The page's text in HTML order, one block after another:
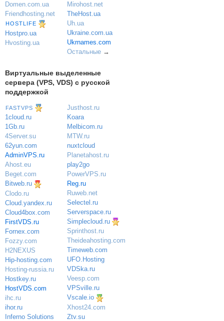
Domen.com.ua
Friendhosting.net
HOSTLIFE
Hostpro.ua
Hvosting.ua
Mirohost.net
TheHost.ua
Uh.ua
Ukraine.com.ua
Ukrnames.com
Остальные→
Виртуальные выделенные
сервера (VPS, VDS) с русской
поддержкой
FASTVPS
1cloud.ru
1Gb.ru
4Server.su
62yun.com
AdminVPS.ru
Ahost.eu
Beget.com
Bitweb.ru
Clodo.ru
Cloud.yandex.ru
Cloud4box.com
FirstVDS.ru
Fornex.com
Fozzy.com
H2NEXUS
Hip-hosting.com
Hosting-russia.ru
Hostkey.ru
HostVDS.com
ihc.ru
ihor.ru
Inferno Solutions
Justhost.ru
Koara
Melbicom.ru
MTW.ru
nuxtcloud
Planetahost.ru
play2go
PowerVPS.ru
Reg.ru
Ruweb.net
Selectel.ru
Serverspace.ru
Simplecloud.ru
Sprinthost.ru
Theideahosting.com
Timeweb.com
UFO.Hosting
VDSka.ru
Veesp.com
VPSville.ru
Vscale.io
Xhost24.com
Ztv.su